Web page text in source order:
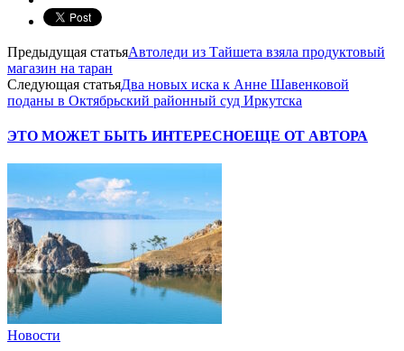
Предыдущая статьяАвтоледи из Тайшета взяла продуктовый
магазин на таран
Следующая статьяДва новых иска к Анне Шавенковой
поданы в Октябрьский районный суд Иркутска
ЭТО МОЖЕТ БЫТЬ ИНТЕРЕСНОЕЩЕ ОТ АВТОРА
Новости